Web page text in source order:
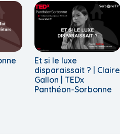
Et si le luxe
disparaissait ? | Claire
Gallon | TEDx
Panthéon-Sorbonne